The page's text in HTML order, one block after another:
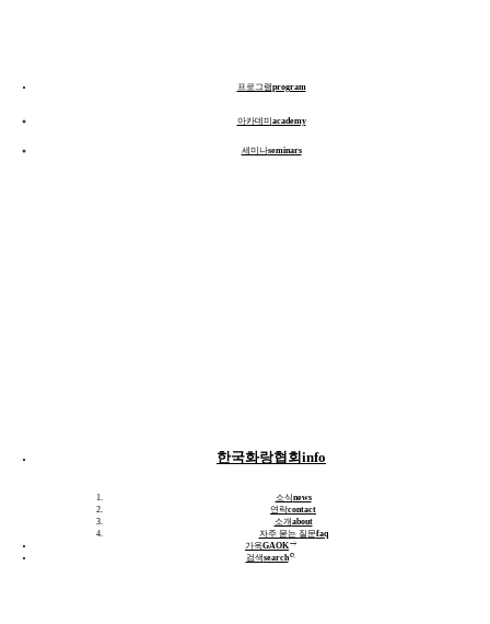
프로그램program
아카데미 academy
세미나seminars
한국화랑협회 info
소식news
연락contact
소개about
자주 묻는 질문faq
가옥GAOKeast
검색searchsearch